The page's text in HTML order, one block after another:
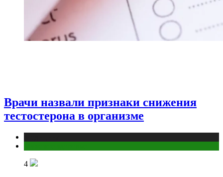
Врачи назвали признаки снижения
тестостерона в организме
4